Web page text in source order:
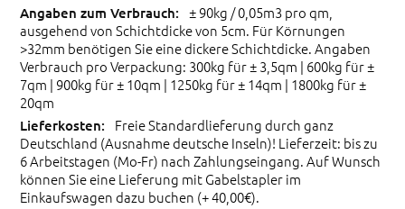
± 90kg / 0,05m3 pro qm,
ausgehend von Schichtdicke von 5cm. Für Körnungen
>32mm benötigen Sie eine dickere Schichtdicke. Angaben
Verbrauch pro Verpackung: 300kg für ± 3,5qm | 600kg für ±
7qm | 900kg für ± 10qm | 1250kg für ± 14qm | 1800kg für ±
20qm
Freie Standardlieferung durch ganz
Deutschland (Ausnahme deutsche Inseln)! Lieferzeit: bis zu
6 Arbeitstagen (Mo-Fr) nach Zahlungseingang. Auf Wunsch
können Sie eine Lieferung mit Gabelstapler im
Einkaufswagen dazu buchen (+ 40,00€).